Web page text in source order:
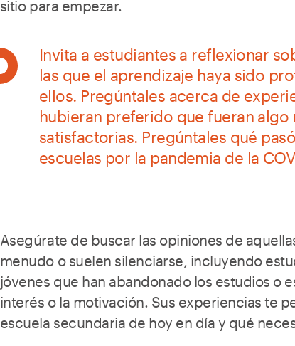
sitio para empezar.
Invita a estudiantes a reflexionar
las que el aprendizaje haya sido
ellos. Pregúntales acerca de
hubieran preferido que fueran algo
satisfactorias. Pregúntales qué
escuelas por la pandemia de la
Asegúrate de buscar las opiniones de
menudo o suelen silenciarse, incluyendo
jóvenes que han abandonado los estudios o
interés o la motivación. Sus experiencias te
escuela secundaria de hoy en día y qué